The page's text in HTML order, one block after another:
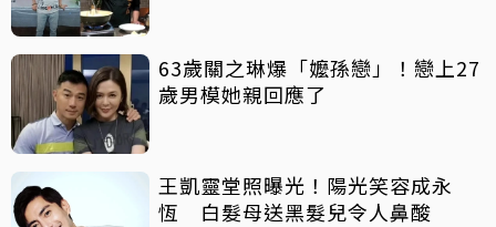
63歲關之琳爆「嬤孫戀」！戀上27
歲男模她親回應了
王凱靈堂照曝光！陽光笑容成永
恆 白髮母送黑髮兒令人鼻酸